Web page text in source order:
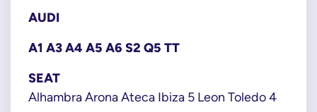
AUDI
A1 A3 A4 A5 A6 S2 Q5 TT
SEAT
Alhambra Arona Ateca Ibiza 5 Leon Toledo 4